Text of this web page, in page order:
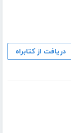
دریافت از کتابراه